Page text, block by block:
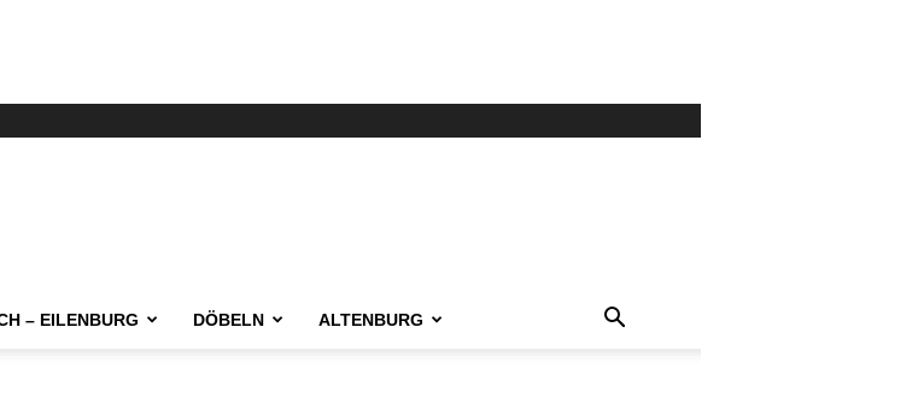
– EILENBURG DÖBELN ALTENBURG